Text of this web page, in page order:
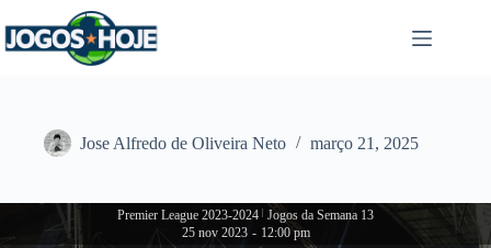
para
o
Jose Alfredo de Oliveira Neto março 21, 2025
Premier League 2023-2024 Jogos da Semana 13
25 nov 2023 - 12:00 pm